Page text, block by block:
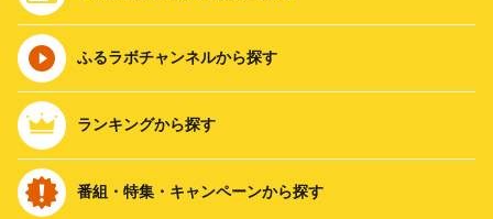
ふるラボチャンネルから探す
ランキングから探す
番組・特集・キャンペーンから探す